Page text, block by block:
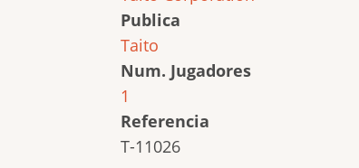
Publica
Taito
Num. Jugadores
1
Referencia
T-11026